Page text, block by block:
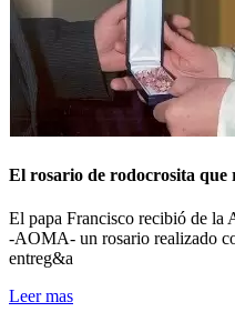
El rosario de rodocrosita que
El papa Francisco recibió de la
-AOMA- un rosario realizado
entreg&a
Leer mas